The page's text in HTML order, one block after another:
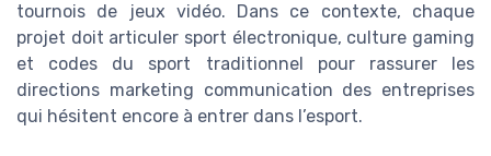
tournois de jeux vidéo. Dans ce contexte, chaque
projet doit articuler sport électronique, culture gaming
et codes du sport traditionnel pour rassurer les
directions marketing communication des entreprises
qui hésitent encore à entrer dans l’esport.